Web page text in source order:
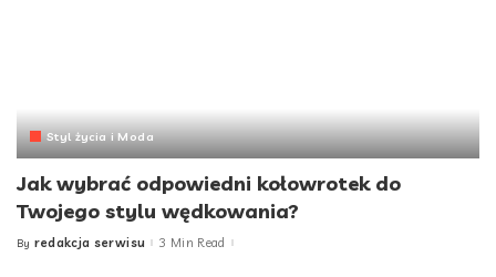
Styl życia i Moda
Jak wybrać odpowiedni kołowrotek do
Twojego stylu wędkowania?
Posted
By redakcja serwisu 3 Min Read